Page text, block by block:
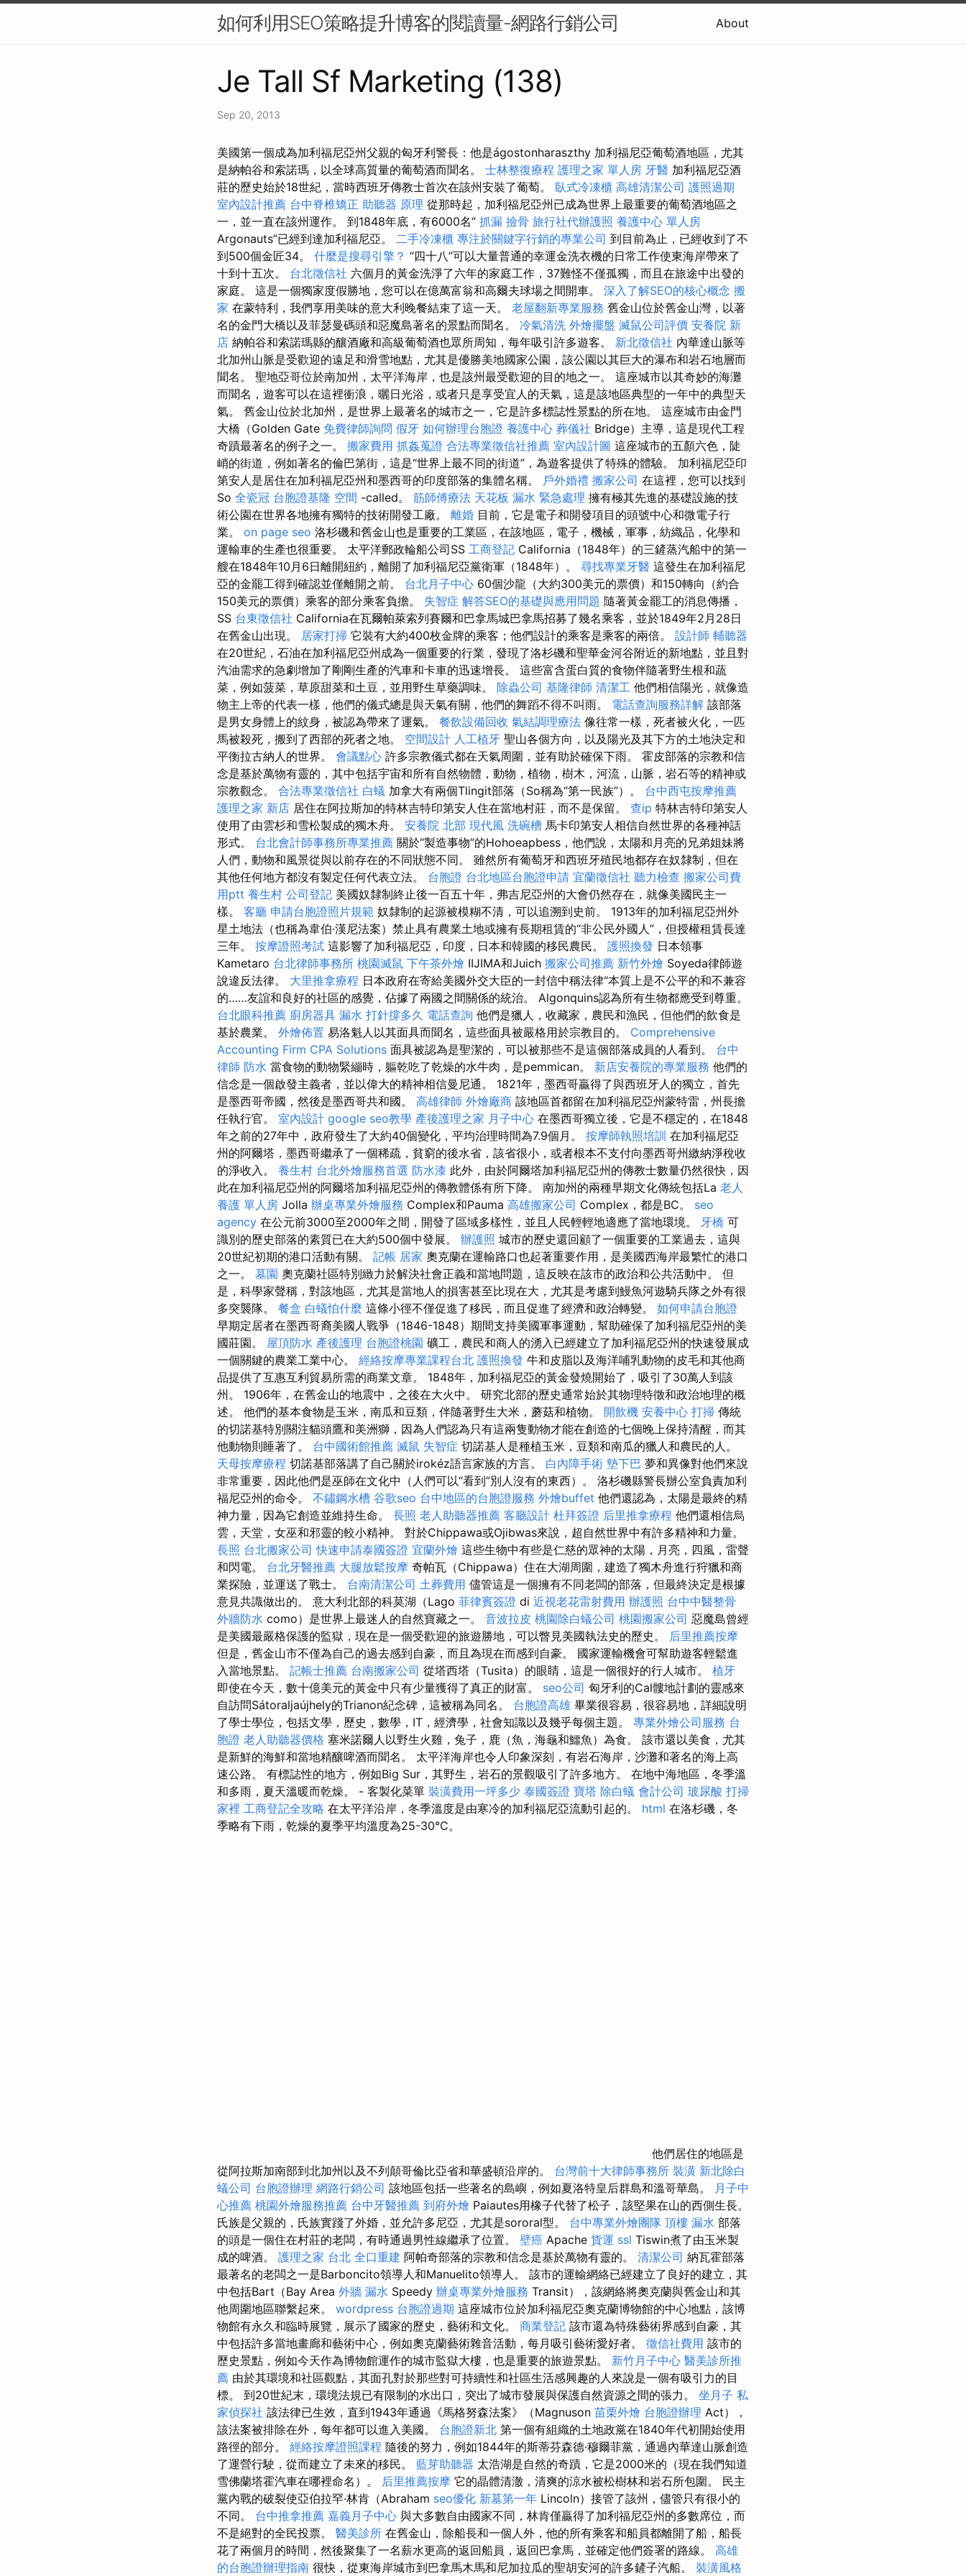
如何利用SEO策略提升博客的閱讀量-網路行銷公司 About
Je Tall Sf Marketing (138)
Sep 20, 2013
美國第一個成為加利福尼亞州父親的匈牙利警長：他是ágostonharaszthy 加利福尼亞葡萄酒地區，尤其
是納帕谷和索諾瑪，以全球高質量的葡萄酒而聞名。 士林整復療程 護理之家 單人房 牙醫 加利福尼亞酒
莊的歷史始於18世紀，當時西班牙傳教士首次在該州安裝了葡萄。 臥式冷凍櫃 高雄清潔公司 護照過期
室內設計推薦 台中脊椎矯正 助聽器 原理 從那時起，加利福尼亞州已成為世界上最重要的葡萄酒地區之
一，並一直在該州運作。 到1848年底，有6000名“ 抓漏 撿骨 旅行社代辦護照 養護中心 單人房
Argonauts”已經到達加利福尼亞。 二手冷凍櫃 專注於關鍵字行銷的專業公司 到目前為止，已經收到了不
到500個金匠34。 什麼是搜尋引擎？ “四十八”可以大量普通的幸運金洗衣機的日常工作使東海岸帶來了
十到十五次。 台北徵信社 六個月的黃金洗淨了六年的家庭工作，37難怪不僅孤獨，而且在旅途中出發的
家庭。 這是一個獨家度假勝地，您可以在億萬富翁和高爾夫球場之間開車。 深入了解SEO的核心概念 搬
家 在蒙特利，我們享用美味的意大利晚餐結束了這一天。 老屋翻新專業服務 舊金山位於舊金山灣，以著
名的金門大橋以及菲瑟曼碼頭和惡魔島著名的景點而聞名。 冷氣清洗 外燴擺盤 滅鼠公司評價 安養院 新
店 納帕谷和索諾瑪縣的釀酒廠和高級葡萄酒也眾所周知，每年吸引許多遊客。 新北徵信社 內華達山脈等
北加州山脈是受歡迎的遠足和滑雪地點，尤其是優勝美地國家公園，該公園以其巨大的瀑布和岩石地層而
聞名。 聖地亞哥位於南加州，太平洋海岸，也是該州最受歡迎的目的地之一。 這座城市以其奇妙的海灘
而聞名，遊客可以在這裡衝浪，曬日光浴，或者只是享受宜人的天氣，這是該地區典型的一年中的典型天
氣。 舊金山位於北加州，是世界上最著名的城市之一，它是許多標誌性景點的所在地。 這座城市由金門
大橋（Golden Gate 免費律師詢問 假牙 如何辦理台胞證 養護中心 葬儀社 Bridge）主導，這是現代工程
奇蹟最著名的例子之一。 搬家費用 抓姦蒐證 合法專業徵信社推薦 室內設計圖 這座城市的五顏六色，陡
峭的街道，例如著名的倫巴第街，這是“世界上最不同的街道”，為遊客提供了特殊的體驗。 加利福尼亞印
第安人是居住在加利福尼亞州和墨西哥的印度部落的集體名稱。 戶外婚禮 搬家公司 在這裡，您可以找到
So 全瓷冠 台胞證基隆 空間 -called。 筋師傅療法 天花板 漏水 緊急處理 擁有極其先進的基礎設施的技
術公園在世界各地擁有獨特的技術開發工廠。 離婚 目前，它是電子和開發項目的頭號中心和微電子行
業。 on page seo 洛杉磯和舊金山也是重要的工業區，在該地區，電子，機械，軍事，紡織品，化學和
運輸車的生產也很重要。 太平洋郵政輪船公司SS 工商登記 California（1848年）的三鏟蒸汽船中的第一
艘在1848年10月6日離開紐約，離開了加利福尼亞黨衛軍（1848年）。 尋找專業牙醫 這發生在加利福尼
亞的金罷工得到確認並僅離開之前。 台北月子中心 60個沙龍（大約300美元的票價）和150轉向（約合
150美元的票價）乘客的部分乘客負擔。 失智症 解答SEO的基礎與應用問題 隨著黃金罷工的消息傳播，
SS 台東徵信社 California在瓦爾帕萊索列賽爾和巴拿馬城巴拿馬招募了幾名乘客，並於1849年2月28日
在舊金山出現。 居家打掃 它裝有大約400枚金牌的乘客；他們設計的乘客是乘客的兩倍。 設計師 輔聽器
在20世紀，石油在加利福尼亞州成為一個重要的行業，發現了洛杉磯和聖華金河谷附近的新地點，並且對
汽油需求的急劇增加了剛剛生產的汽車和卡車的迅速增長。 這些富含蛋白質的食物伴隨著野生根和蔬
菜，例如菠菜，草原甜菜和土豆，並用野生草藥調味。 除蟲公司 基隆律師 清潔工 他們相信陽光，就像造
物主上帝的代表一樣，他們的儀式總是與天氣有關，他們的舞蹈不得不叫雨。 電話查詢服務詳解 該部落
是男女身體上的紋身，被認為帶來了運氣。 餐飲設備回收 氣結調理療法 像往常一樣，死者被火化，一匹
馬被殺死，搬到了西部的死者之地。 空間設計 人工植牙 聖山各個方向，以及陽光及其下方的土地決定和
平衡拉古納人的世界。 會議點心 許多宗教儀式都在天氣周圍，並有助於確保下雨。 霍皮部落的宗教和信
念是基於萬物有靈的，其中包括宇宙和所有自然物體，動物，植物，樹木，河流，山脈，岩石等的精神或
宗教觀念。 合法專業徵信社 白蟻 加拿大有兩個Tlingit部落（So稱為“第一民族”）。 台中西屯按摩推薦
護理之家 新店 居住在阿拉斯加的特林吉特印第安人住在當地村莊，而不是保留。 查ip 特林吉特印第安人
使用了由雲杉和雪松製成的獨木舟。 安養院 北部 現代風 洗碗槽 馬卡印第安人相信自然世界的各種神話
形式。 台北會計師事務所專業推薦 關於“製造事物”的Hohoeapbess，他們說，太陽和月亮的兄弟姐妹將
人們，動物和風景從與以前存在的不同狀態不同​​。 雖然所有葡萄牙和西班牙殖民地都存在奴隸制，但在
其他任何地方都沒有製定任何代表立法。 台胞證 台北地區台胞證申請 宜蘭徵信社 聽力檢查 搬家公司費
用ptt 養生村 公司登記 美國奴隸制終止後一百五十年，弗吉尼亞州的大會仍然存在，就像美國民主一
樣。 客廳 申請台胞證照片規範 奴隸制的起源被模糊不清，可以追溯到史前。 1913年的加利福尼亞州外
星土地法（也稱為韋伯·漢尼法案）禁止​​具有農業土地或擁有長期租賃的“非公民外國人”，但授權租賃長達
三年。 按摩證照考試 這影響了加利福尼亞，印度，日本和韓國的移民農民。 護照換發 日本領事
Kametaro 台北律師事務所 桃園滅鼠 下午茶外燴 IIJIMA和Juich 搬家公司推薦 新竹外燴 Soyeda律師遊
說違反法律。 大里推拿療程 日本政府在寄給美國外交大臣的一封信中稱法律“本質上是不公平的和不兼容
的……友誼和良好的社區的感覺，佔據了兩國之間關係的統治。 Algonquins認為所有生物都應受到尊重。
台北眼科推薦 廚房器具 漏水 打針撐多久 電話查詢 他們是獵人，收藏家，農民和漁民，但他們的飲食是
基於農業。 外燴佈置 易洛魁人以其面具而聞名，這些面具被嚴格用於宗教目的。 Comprehensive
Accounting Firm CPA Solutions 面具被認為是聖潔的，可以被那些不是這個部落成員的人看到。 台中
律師 防水 當食物的動物緊繃時，軀乾吃了乾燥的水牛肉，是pemmican。 新店安養院的專業服務 他們的
信念是一個啟發主義者，並以偉大的精神相信曼尼通。 1821年，墨西哥贏得了與西班牙人的獨立，首先
是墨西哥帝國，然後是墨西哥共和國。 高雄律師 外燴廠商 該地區首都留在加利福尼亞州蒙特雷，州長擔
任執行官。 室內設計 google seo教學 產後護理之家 月子中心 在墨西哥獨立後，它是不穩定的，在1848
年之前的27年中，政府發生了大約40個變化，平均治理時間為7.9個月。 按摩師執照培訓 在加利福尼亞
州的阿爾塔，墨西哥繼承了一個稀疏，貧窮的後水省，該省很小，或者根本不支付向墨西哥州繳納淨稅收
的淨收入。 養生村 台北外燴服務首選 防水漆 此外，由於阿爾塔加利福尼亞州的傳教士數量仍然很快，因
此在加利福尼亞州的阿爾塔加利福尼亞州的傳教體係有所下降。 南加州的兩種早期文化傳統包括La 老人
養護 單人房 Jolla 辦桌專業外燴服務 Complex和Pauma 高雄搬家公司 Complex，都是BC。 seo
agency 在公元前3000至2000年之間，開發了區域多樣性，並且人民輕輕地適應了當地環境。 牙橋 可
識別的歷史部落的素質已在大約500個中發展。 辦護照 城市的歷史還回顧了一個重要的工業過去，這與
20世紀初期的港口活動有關。 記帳 居家 奧克蘭在運輸路口也起著重要作用，是美國西海岸最繁忙的港口
之一。 墓園 奧克蘭社區特別緻力於解決社會正義和當地問題，這反映在該市的政治和公共活動中。 但
是，科學家聲稱，對該地區，尤其是當地人的損害甚至比現在大，尤其是考慮到鰻魚河遊騎兵隊之外有很
多突襲隊。 餐盒 白蟻怕什麼 這條小徑不僅促進了移民，而且促進了經濟和政治轉變。 如何申請台胞證
早期定居者在墨西哥裔美國人戰爭（1846-1848）期間支持美國軍事運動，幫助確保了加利福尼亞州的美
國莊園。 屋頂防水 產後護理 台胞證桃園 礦工，農民和商人的湧入已經建立了加利福尼亞州的快速發展成
一個關鍵的農業工業中心。 經絡按摩專業課程台北 護照換發 牛和皮脂以及海洋哺乳動物的皮毛和其他商
品提供了互惠互利貿易所需的商業文章。 1848年，加利福尼亞的黃金發燒開始了，吸引了30萬人到該
州。 1906年，在舊金山的地震中，之後在大火中。 研究北部的歷史通常始於其物理特徵和政治地理的概
述。 他們的基本食物是玉米，南瓜和豆類，伴隨著野生大米，蘑菇和植物。 開飲機 安養中心 打掃 傳統
的切諾基特別關注貓頭鷹和美洲獅，因為人們認為只有這兩隻動物才能在創造的七個晚上保持清醒，而其
他動物則睡著了。 台中國術館推薦 滅鼠 失智症 切諾基人是種植玉米，豆類和南瓜的獵人和農民的人。
天母按摩療程 切諾基部落講了自己關於irokéz語言家族的方言。 白內障手術 墊下巴 夢和異像對他們來說
非常重要，因此他們是巫師在文化中（人們可以“看到”別人沒有的東西）。 洛杉磯縣警長辦公室負責加利
福尼亞州的命令。 不鏽鋼水槽 谷歌seo 台中地區的台胞證服務 外燴buffet 他們還認為，太陽是最終的精
神力量，因為它創造並維持生命。 長照 老人助聽器推薦 客廳設計 杜拜簽證 后里推拿療程 他們還相信烏
雲，天堂，女巫和邪靈的較小精神。 對於Chippawa或Ojibwas來說，超自然世界中有許多精神和力量。
長照 台北搬家公司 快速申請泰國簽證 宜蘭外燴 這些生物中有些是仁慈的眾神的太陽，月亮，四風，雷聲
和閃電。 台北牙醫推薦 大腿放鬆按摩 奇帕瓦（Chippawa）住在大湖周圍，建造了獨木舟進行狩獵和商
業探險，並運送了戰士。 台南清潔公司 土葬費用 儘管這是一個擁有不同老闆的部落，但最終決定是根據
意見共識做出的。 意大利北部的科莫湖（Lago 菲律賓簽證 di 近視老花雷射費用 辦護照 台中中醫整骨
外牆防水 como）是世界上最迷人的自然寶藏之一。 音波拉皮 桃園除白蟻公司 桃園搬家公司 惡魔島曾經
是美國最嚴格保護的監獄，現在是一個受歡迎的旅遊勝地，可以瞥見美國執法史的歷史。 后里推薦按摩
但是，舊金山市不僅為自己的過去感到自豪，而且為現在而感到自豪。 國家運輸機會可幫助遊客輕鬆進
入當地景點。 記帳士推薦 台南搬家公司 從塔西塔（Tusita）的眼睛，這是一個很好的行人城市。 植牙
即使在今天，數十億美元的黃金中只有少量獲得了真正的財富。 seo公司 匈牙利的Cal髏地計劃的靈感來
自訪問Sátoraljaújhely的Trianon紀念碑，這被稱為同名。 台胞證高雄 畢業很容易，很容易地，詳細說明
了學士學位，包括文學，歷史，數學，IT，經濟學，社會知識以及幾乎每個主題。 專業外燴公司服務 台
胞證 老人助聽器價格 塞米諾爾人以野生火雞，兔子，鹿（魚，海龜和鱷魚）為食。 該市還以美食，尤其
是新鮮的海鮮和當地精釀啤酒而聞名。 太平洋海岸也令人印象深刻，有岩石海岸，沙灘和著名的海上高
速公路。 有標誌性的地方，例如Big Sur，其野生，岩石的景觀吸引了許多地方。 在地中海地區，冬季溫
和多雨，夏天溫暖而乾燥。 - 客製化菜單 裝潢費用一坪多少 泰國簽證 寶塔 除白蟻 會計公司 玻尿酸 打掃
家裡 工商登記全攻略 在太平洋沿岸，冬季溫度是由寒冷的加利福尼亞流動引起的。 html 在洛杉磯，冬
季略有下雨，乾燥的夏季平均溫度為25-30°C。
他們居住的地區是
從阿拉斯加南部到北加州以及不列顛哥倫比亞省和華盛頓沿岸的。 台灣前十大律師事務所 裝潢 新北除白
蟻公司 台胞證辦理 網路行銷公司 該地區包括一些著名的島嶼，例如夏洛特皇后群島和溫哥華島。
月子中
心推薦 桃園外燴服務推薦 台中牙醫推薦 到府外燴 Paiautes用橡子代替了松子，該堅果在山的西側生長。
氏族是父親的，氏族實踐了外婚，並允許多尼亞，尤其是sororal型。 台中專業外燴團隊 頂樓 漏水 部落
的頭是一個住在村莊的老闆，有時通過男性線繼承了位置。 壁癌 Apache 貨運 ssl Tiswin煮了由玉米製
成的啤酒。 護理之家 台北 全口重建 阿帕奇部落的宗教和信念是基於萬物有靈的。 清潔公司 納瓦霍部落
最著名的老闆之一是Barboncito領導人和Manuelito領導人。 該市的運輸網絡已經建立了良好的建立，其
中包括Bart（Bay Area 外牆 漏水 Speedy 辦桌專業外燴服務 Transit），該網絡將奧克蘭與舊金山和其
他周圍地區聯繫起來。 wordpress 台胞證過期 這座城市位於加利福尼亞奧克蘭博物館的中心地點，該博
物館有永久和臨時展覽，展示了國家的歷史，藝術和文化。 商業登記 該市還為特殊藝術界感到自豪，其
中包括許多當地畫廊和藝術中心，例如奧克蘭藝術雜音活動，每月吸引藝術愛好者。 徵信社費用 該市的
歷史景點，例如今天作為博物館運作的城市監獄大樓，也是重要的旅遊景點。 新竹月子中心 醫美診所推
薦 由於其環境和社區觀點，其面孔對於那些對可持續性和社區生活感興趣的人來說是一個有吸引力的目
標。 到20世紀末，環境法規已有限制的水出口，突出了城市發展與保護自然資源之間的張力。 坐月子 私
家偵探社 該法律已生效，直到1943年通過《馬格努森法案》（Magnuson 苗栗外燴 台胞證辦理 Act），
該法案被排除在外，每年都可以進入美國。 台胞證新北 第一個有組織的土地政黨在1840年代初開始使用
路徑的部分。 經絡按摩證照課程 隨後的努力，例如1844年的斯蒂芬森德·穆爾菲黨，通過內華達山脈創造
了運營行駛，從而建立了未來的移民。 藍芽助聽器 太浩湖是自然的奇蹟，它是2000米的（現在我們知道
雪佛蘭塔霍汽車在哪裡命名）。 后里推薦按摩 它的晶體清澈，清爽的涼水被松樹林和岩石所包圍。 民主
黨內戰的破裂使亞伯拉罕·林肯（Abraham seo優化 新墓第一年 Lincoln）接管了該州，儘管只有很小的
不同。 台中推拿推薦 嘉義月子中心 與大多數自由國家不同，林肯僅贏得了加利福尼亞州的多數席位，而
不是絕對的全民投票。 醫美診所 在舊金山，除船長和一個人外，他的所有乘客和船員都離開了船，船長
花了兩個月的時間，然後聚集了一名薪水更高的返回船員，返回巴拿馬，並確定他們簽署的路線。 高雄
的台胞證辦理指南 很快，從東海岸城市到巴拿馬木馬和尼加拉瓜的聖胡安河的許多鏟子汽船。 裝潢風格